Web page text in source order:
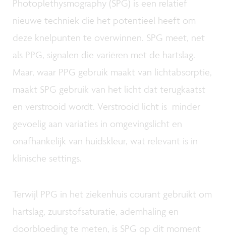
Photoplethysmography (SPG) is een relatief
nieuwe techniek die het potentieel heeft om
deze knelpunten te overwinnen. SPG meet, net
als PPG, signalen die variëren met de hartslag.
Maar, waar PPG gebruik maakt van lichtabsorptie,
maakt SPG gebruik van het licht dat terugkaatst
en verstrooid wordt. Verstrooid licht is minder
gevoelig aan variaties in omgevingslicht en
onafhankelijk van huidskleur, wat relevant is in
klinische settings.
Terwijl PPG in het ziekenhuis courant gebruikt om
hartslag, zuurstofsaturatie, ademhaling en
doorbloeding te meten, is SPG op dit moment